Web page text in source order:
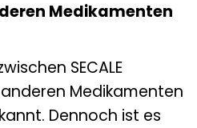
Medikamenten
SECALE
anderen Medikamenten
Dennoch ist es